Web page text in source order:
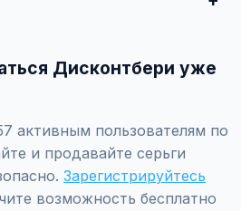
Дисконтбери уже
активным пользователям по
и продавайте серьги
Зарегистрируйтесь
возможность бесплатно